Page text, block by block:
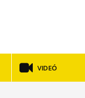
VIDEÓ